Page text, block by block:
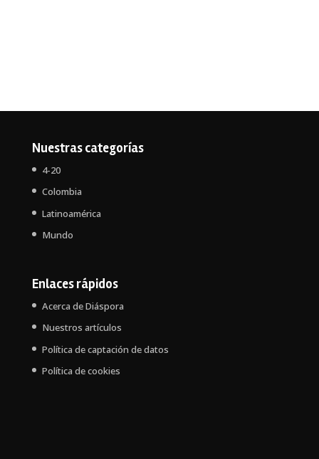
Nuestras categorías
4-20
Colombia
Latinoamérica
Mundo
Enlaces rápidos
Acerca de Diáspora
Nuestros artículos
Política de captación de datos
Política de cookies